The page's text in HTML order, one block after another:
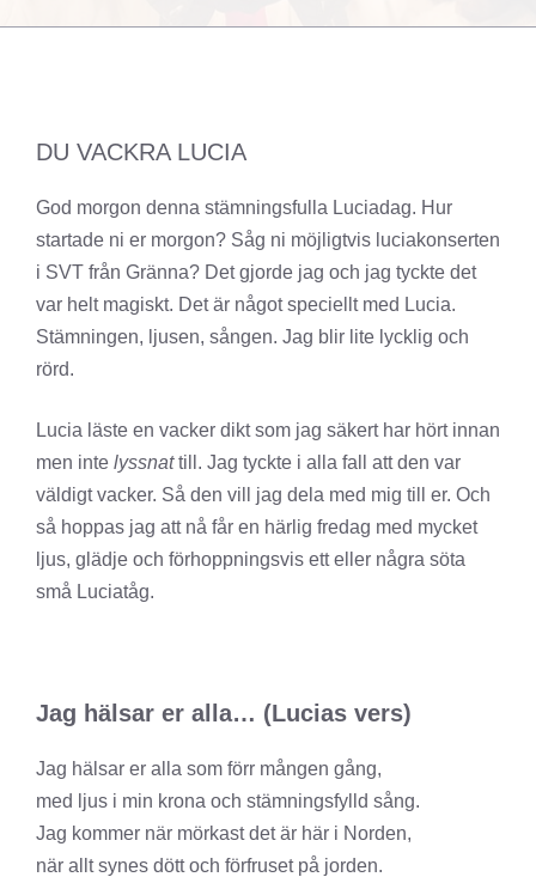
DU VACKRA LUCIA
God morgon denna stämningsfulla Luciadag. Hur
startade ni er morgon? Såg ni möjligtvis luciakonserten
i SVT från Gränna? Det gjorde jag och jag tyckte det
var helt magiskt. Det är något speciellt med Lucia.
Stämningen, ljusen, sången. Jag blir lite lycklig och
rörd.
Lucia läste en vacker dikt som jag säkert har hört innan
men inte lyssnattill. Jag tyckte i alla fall att den var
väldigt vacker. Så den vill jag dela med mig till er. Och
så hoppas jag att nå får en härlig fredag med mycket
ljus, glädje och förhoppningsvis ett eller några söta
små Luciatåg.
Jag hälsar er alla… (Lucias vers)
Jag hälsar er alla som förr mången gång,
med ljus i min krona och stämningsfylld sång.
Jag kommer när mörkast det är här i Norden,
när allt synes dött och förfruset på jorden.